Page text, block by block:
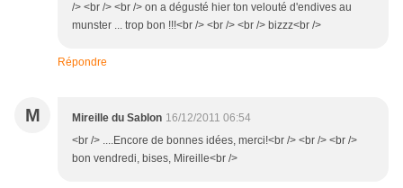
/> <br /> <br /> on a dégusté hier ton velouté d'endives au
munster ... trop bon !!!<br /> <br /> <br /> bizzz<br />
Répondre
M Mireille du Sablon 16/12/2011 06:54
<br /> ....Encore de bonnes idées, merci!<br /> <br /> <br />
bon vendredi, bises, Mireille<br />